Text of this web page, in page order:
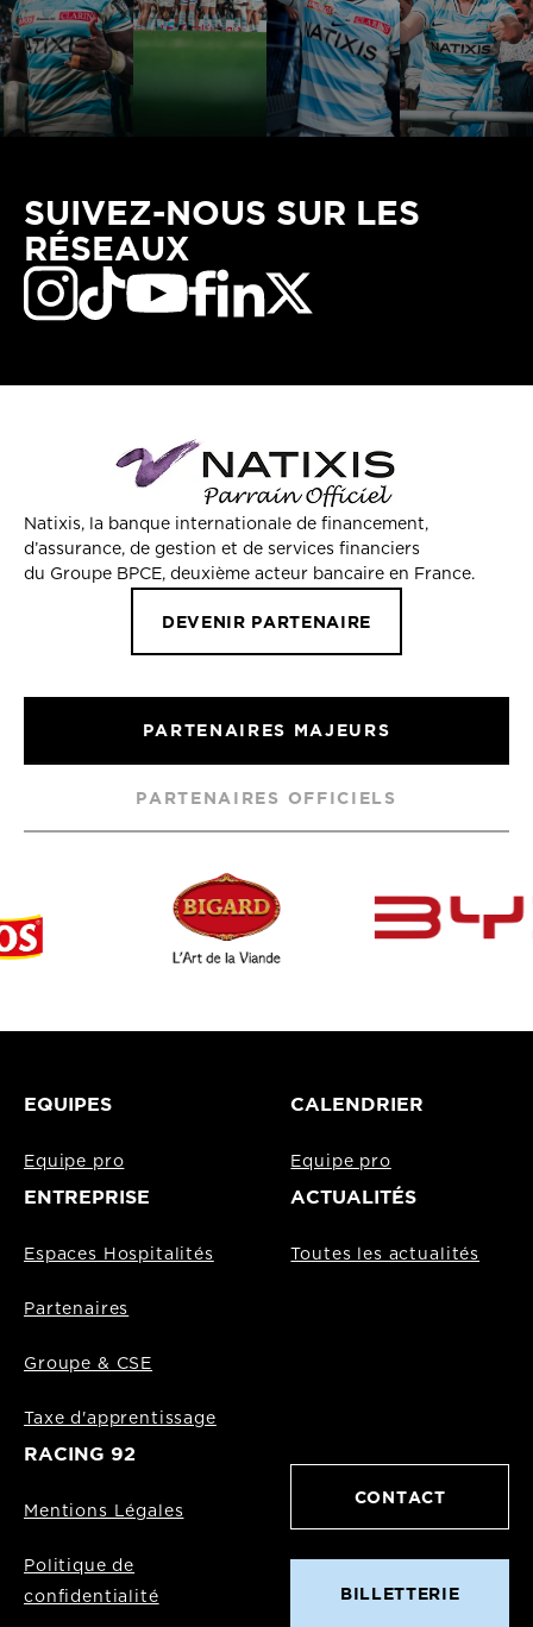
SUIVEZ-NOUS SUR LES
RÉSEAUX
Natixis, la banque internationale de financement,
d’assurance, de gestion et de services financiers
du Groupe BPCE, deuxième acteur bancaire en France.
DEVENIR PARTENAIRE
PARTENAIRES MAJEURS
PARTENAIRES OFFICIELS
EQUIPES
Equipe pro
CALENDRIER
Equipe pro
ENTREPRISE
Espaces Hospitalités
Partenaires
Groupe & CSE
Taxe d'apprentissage
ACTUALITÉS
Toutes les actualités
RACING 92
Mentions Légales
Politique de
confidentialité
CONTACT
BILLETTERIE